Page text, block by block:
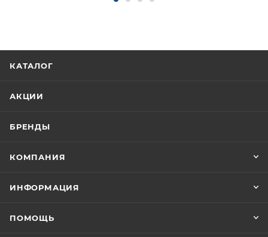
КАТАЛОГ
АКЦИИ
БРЕНДЫ
КОМПАНИЯ
ИНФОРМАЦИЯ
ПОМОЩЬ